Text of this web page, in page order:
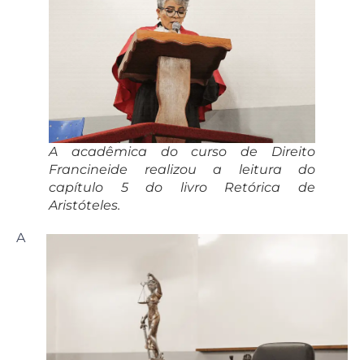
A acadêmica do curso de Direito
Francineide realizou a leitura do
capítulo 5 do livro Retórica de
Aristóteles.
A